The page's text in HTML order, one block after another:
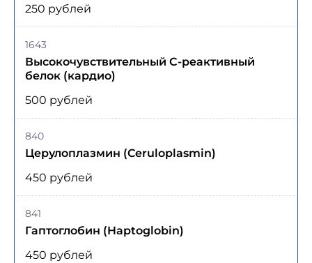
250 рублей
Высокочувствительный С-реактивный
белок (кардио)
1643
500 рублей
Церулоплазмин (Ceruloplasmin)
840
450 рублей
Гаптоглобин (Haptoglobin)
841
450 рублей